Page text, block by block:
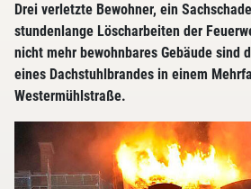
Drei verletzte Bewohner, ein
stundenlange Löscharbeiten der
nicht mehr bewohnbares Gebäude sind
eines Dachstuhlbrandes in einem
Westermühlstraße.